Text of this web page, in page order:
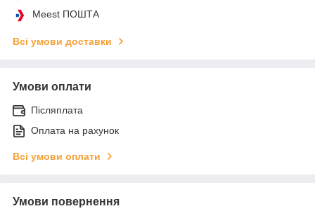
Meest ПОШТА
Всі умови доставки
Умови оплати
Післяплата
Оплата на рахунок
Всі умови оплати
Умови повернення